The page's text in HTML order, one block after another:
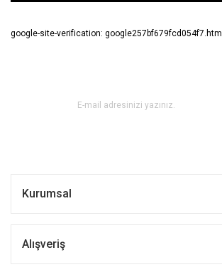
google-site-verification: google257bf679fcd054f7.html
Kurumsal
Alışveriş